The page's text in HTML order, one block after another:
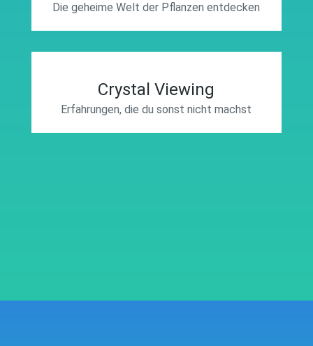
Die geheime Welt der Pflanzen entdecken
Crystal Viewing
Erfahrungen, die du sonst nicht machst